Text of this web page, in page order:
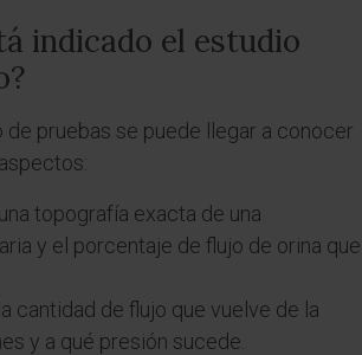
indicado el estudio
de pruebas se puede llegar a conocer
topografía exacta de una
y el porcentaje de flujo de orina que
cantidad de flujo que vuelve de la
y a qué presión sucede.